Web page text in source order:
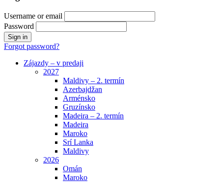
Username or email
Password
Forgot password?
Zájazdy – v predaji
2027
Maldivy – 2. termín
Azerbajdžan
Arménsko
Gruzínsko
Madeira – 2. termín
Madeira
Maroko
Srí Lanka
Maldivy
2026
Omán
Maroko